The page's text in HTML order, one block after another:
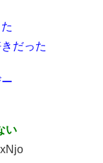
だった
い